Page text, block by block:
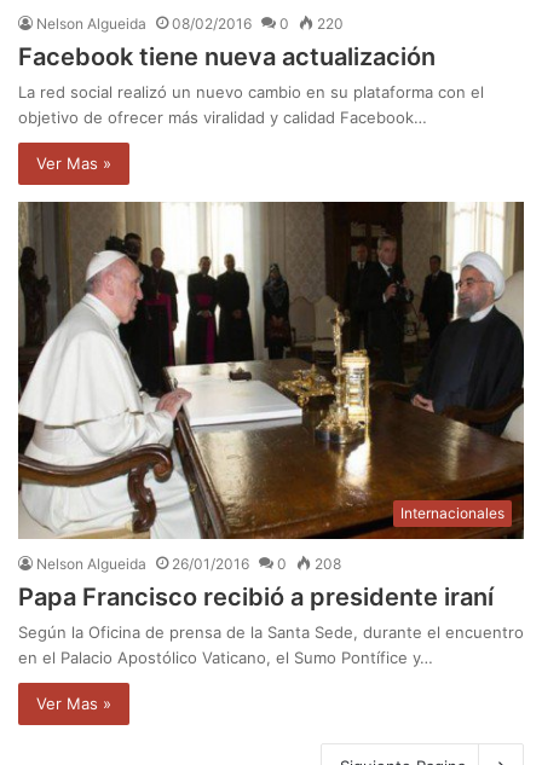
Nelson Algueida 08/02/2016 0 220
Facebook tiene nueva actualización
La red social realizó un nuevo cambio en su plataforma con el
objetivo de ofrecer más viralidad y calidad Facebook…
Ver Mas »
Internacionales
Nelson Algueida 26/01/2016 0 208
Papa Francisco recibió a presidente iraní
Según la Oficina de prensa de la Santa Sede, durante el encuentro
en el Palacio Apostólico Vaticano, el Sumo Pontífice y…
Ver Mas »